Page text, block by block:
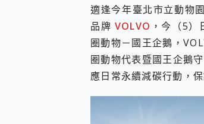
iPhone、
動靜皆宜
好玩好拍
25種洗烘
給 MSI
B&O 精品
EaseUS
3 個超值
適逢今年臺北市立動物
品牌 VOLVO ，今（5）
圈動物－國王企鵝，
圈動物代表暨國王企鵝
應日常永續減碳行動，